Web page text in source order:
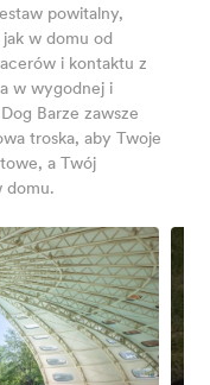
powitalny,
w domu od
i kontaktu z
w wygodnej i
Barze zawsze
troska, aby Twoje
a Twój
domu.